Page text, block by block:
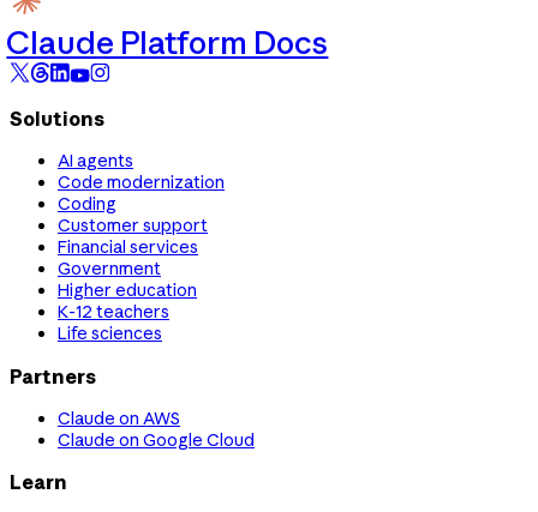
Claude Platform Docs
Solutions
AI agents
Code modernization
Coding
Customer support
Financial services
Government
Higher education
K-12 teachers
Life sciences
Partners
Claude on AWS
Claude on Google Cloud
Learn